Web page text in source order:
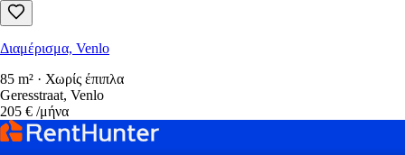
Διαμέρισμα, Venlo
85 m² · Χωρίς έπιπλα
Geresstraat, Venlo
205 € /μήνα